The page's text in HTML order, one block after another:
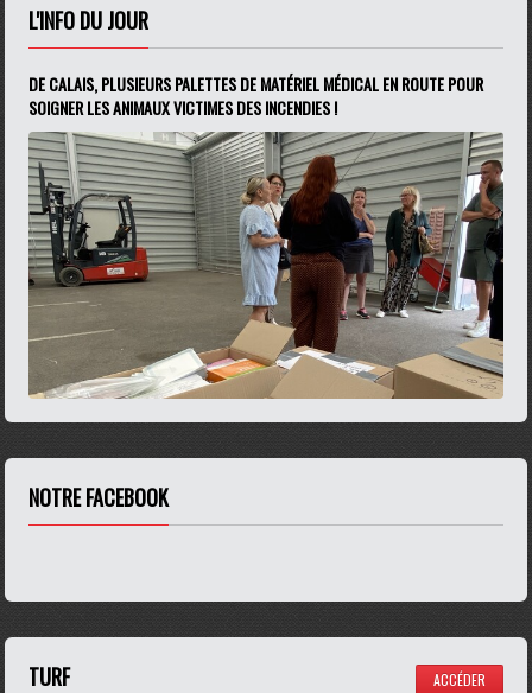
L'INFO DU JOUR
DE CALAIS, PLUSIEURS PALETTES DE MATÉRIEL MÉDICAL EN ROUTE POUR
SOIGNER LES ANIMAUX VICTIMES DES INCENDIES !
NOTRE FACEBOOK
TURF ACCÉDER